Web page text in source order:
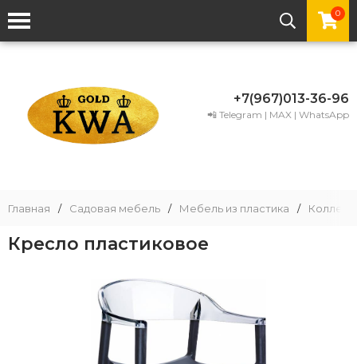
0
+7(967)013-36-96
📲 Telegram | MAX | WhatsApp
Главная / Садовая мебель / Мебель из пластика /
Кресло пластиковое